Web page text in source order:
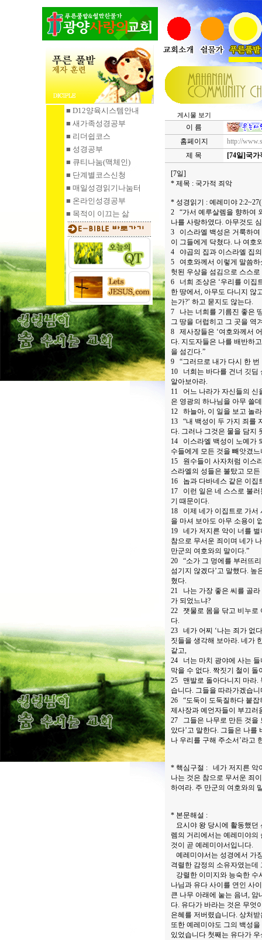
■ D12양육시스템안내
■ 새가족성경공부
■ 리더쉽코스
■ 성경공부
■ 큐티나눔(맥체인)
■ 단계별코스신청
■ 매일성경읽기 나눔터
■ 온라인성경공부
■ 목적이 이끄는 삶
게시물 보기
이 름
홈페이지
http://
제 목
[74일]국가
[7일]
* 제목 : 국가적 죄악
* 성경읽기 : 예레미야
2 “가서 예루살렘을 향하여
나를 사랑하였다. 아무것도
3 이스라엘 백성은 거룩하여
이 그들에게 닥쳤다. 나 여호
4 야곱의 집과 이스라엘 집
5 여호와께서 이렇게 말씀하
헛된 우상을 섬김으로 스스
6 너희 조상은 ‘우리를 이집
한 땅에서, 아무도 다니지 않
는가?’ 하고 묻지도 않는다.
7 나는 너희를 기름진 좋은
그 땅을 더럽히고 그 곳을 역
8 제사장들은 ‘여호와께서
다. 지도자들은 나를 배반하
을 섬긴다.”
9 “그러므로 내가 다시 한
10 너희는 바다를 건너 깃딤
알아보아라.
11 어느 나라가 자신들의 신
은 영광의 하나님을 아무 쓸
12 하늘아, 이 일을 보고 놀
13 “내 백성이 두 가지 죄를
다. 그러나 그것은 물을 담지
14 이스라엘 백성이 노예가
수들에게 모든 것을 빼앗겼
15 원수들이 사자처럼 이스
스라엘의 성들은 불탔고 모
16 놉과 다바네스 같은 이집
17 이런 일은 네 스스로 불러
기 때문이다.
18 이제 네가 이집트로 가서
을 마셔 보아도 아무 소용이
19 네가 저지른 악이 너를 벌
참으로 무서운 죄이며 네가
만군의 여호와의 말이다.”
20 “소가 그 멍에를 부러뜨
섬기지 않겠다’고 말했다. 높
혔다.
21 나는 가장 좋은 씨를 골라
가 되었느냐?
22 잿물로 몸을 닦고 비누로
다.
23 네가 어찌 ‘나는 죄가 없
짓들을 생각해 보아라. 네가
같고,
24 너는 마치 광야에 사는 들
막을 수 없다. 짝짓기 철이
25 맨발로 돌아다니지 마라.
습니다. 그들을 따라가겠습
26 “도둑이 도둑질하다 붙잡
제사장과 예언자들이 부끄
27 그들은 나무로 만든 것을
았다’고 말한다. 그들은 나를
나 우리를 구해 주소서’라고
* 핵심구절 : 네가 저지른 악
나는 것은 참으로 무서운 죄
하여라. 주 만군의 여호와의
* 본문해설 :
요시야 왕 당시에 활동했던
렘의 거리에서는 예레미야의
것이 곧 예레미야서입니다.
예레미야서는 성경에서 가
격렬한 감정의 소유자였는데
강렬한 이미지와 능숙한 수
나님과 유다 사이를 연인 사
큰 나무 아래에 눝는 음녀,
다. 유다가 바라는 것은 무엇
은혜를 저버렸습니다. 상처
또한 예레미야도 그의 백성
있었습니다 첫째는 유다가